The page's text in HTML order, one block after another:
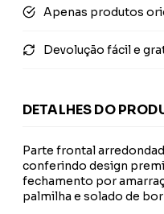
Apenas produtos
Devolução fácil e
DETALHES DO
Parte frontal
conferindo design
fechamento por
palmilha e solado de